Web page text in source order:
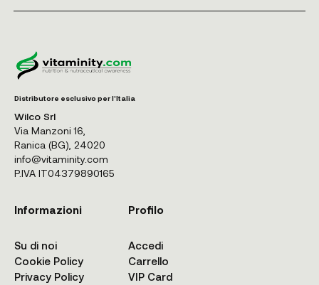
Distributore esclusivo per l'Italia
Wilco Srl
Via Manzoni 16,
Ranica (BG), 24020
info@vitaminity.com
P.IVA IT04379890165
Informazioni
Su di noi
Cookie Policy
Privacy Policy
Profilo
Accedi
Carrello
VIP Card